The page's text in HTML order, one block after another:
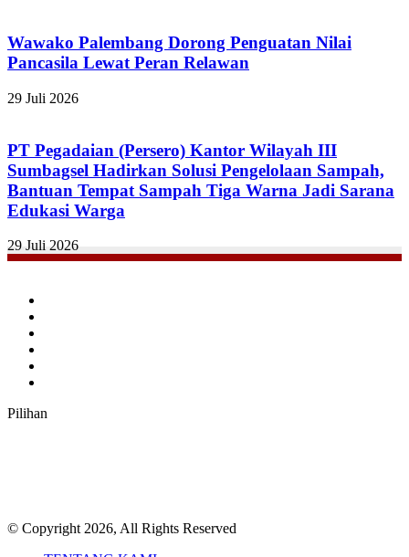
Wawako Palembang Dorong Penguatan Nilai
Pancasila Lewat Peran Relawan
29 Juli 2026
PT Pegadaian (Persero) Kantor Wilayah III
Sumbagsel Hadirkan Solusi Pengelolaan Sampah,
Bantuan Tempat Sampah Tiga Warna Jadi Sarana
Edukasi Warga
29 Juli 2026
Pilihan
© Copyright 2026, All Rights Reserved